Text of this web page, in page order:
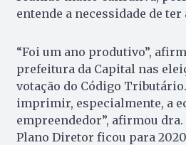
entende a necessidade de
“Foi um ano produtivo”,
prefeitura da Capital nas
votação do Código
imprimir, especialmente, a
empreendedor”, afirmou
Plano Diretor ficou para